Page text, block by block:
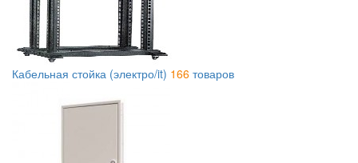
Кабельная стойка (электро/it) 166 товаров